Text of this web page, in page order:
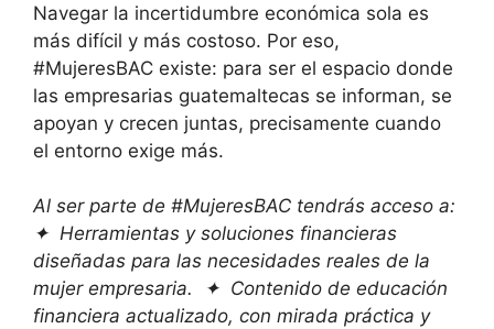
Navegar la incertidumbre económica sola es
más difícil y más costoso. Por eso,
#MujeresBAC existe: para ser el espacio donde
las empresarias guatemaltecas se informan, se
apoyan y crecen juntas, precisamente cuando
el entorno exige más.
Al ser parte de #MujeresBAC tendrás acceso a:
✦ Herramientas y soluciones financieras
diseñadas para las necesidades reales de la
mujer empresaria. ✦ Contenido de educación
financiera actualizado, con mirada práctica y